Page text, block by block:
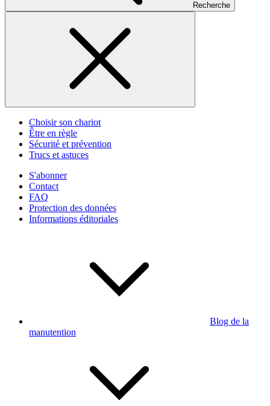
Recherche
Choisir son chariot
Être en règle
Sécurité et prévention
Trucs et astuces
S'abonner
Contact
FAQ
Protection des données
Informations éditoriales
Blog de la
manutention